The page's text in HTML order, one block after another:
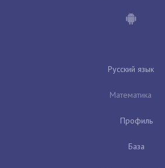
Русский язык
Математика
Профиль
База